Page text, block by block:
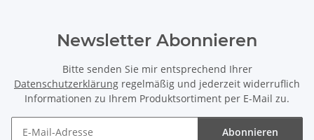
Newsletter Abonnieren
Bitte senden Sie mir entsprechend Ihrer
Datenschutzerklärung regelmäßig und jederzeit widerruflich
Informationen zu Ihrem Produktsortiment per E-Mail zu.
Abonnieren